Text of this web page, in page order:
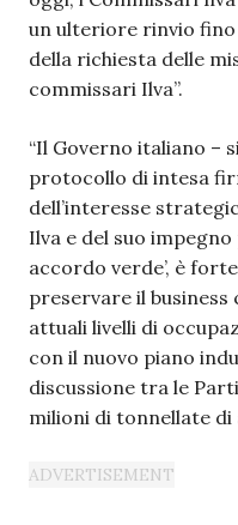
un ulteriore rinvio fino
della richiesta delle
commissari Ilva”.
“Il Governo italiano –
protocollo di intesa
dell’interesse
Ilva e del suo
accordo verde’, è
preservare il
attuali livelli di
con il nuovo piano
discussione tra le
milioni di tonnellate di